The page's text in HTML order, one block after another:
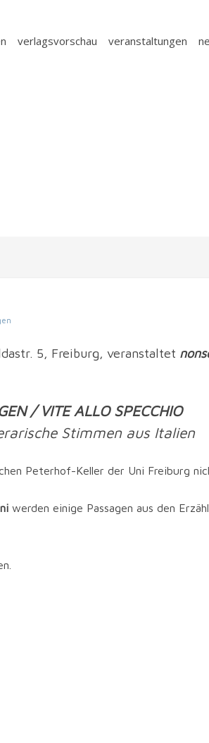
verlagsvorschau veranstaltungen
5, Freiburg, veranstaltet
/ VITE ALLO SPECCHIO
Stimmen aus Italien
Peterhof-Keller der Uni Freiburg
werden einige Passagen aus den